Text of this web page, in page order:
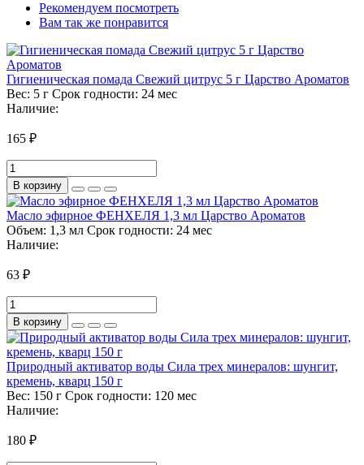
Рекомендуем посмотреть
Вам так же понравится
Гигиеническая помада Свежий цитрус 5 г Царство Ароматов
Вес: 5 г Срок годности: 24 мес
Наличие:
165 ₽
В корзину
Масло эфирное ФЕНХЕЛЯ 1,3 мл Царство Ароматов
Объем: 1,3 мл Срок годности: 24 мес
Наличие:
63 ₽
В корзину
Природный активатор воды Сила трех минералов: шунгит,
кремень, кварц 150 г
Вес: 150 г Срок годности: 120 мес
Наличие:
180 ₽